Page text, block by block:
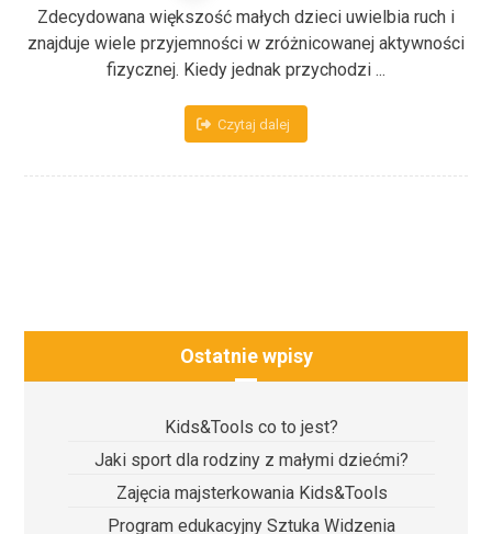
Zdecydowana większość małych dzieci uwielbia ruch i
znajduje wiele przyjemności w zróżnicowanej aktywności
fizycznej. Kiedy jednak przychodzi ...
Czytaj dalej
Ostatnie wpisy
Kids&Tools co to jest?
Jaki sport dla rodziny z małymi dziećmi?
Zajęcia majsterkowania Kids&Tools
Program edukacyjny Sztuka Widzenia